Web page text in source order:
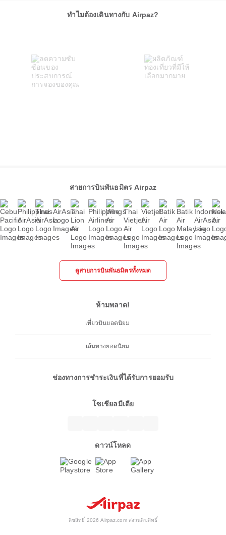
ทำไมต้องเดินทางกับ Airpaz?
สายการบินพันธมิตร Airpaz
ดูสายการบินพันธมิตรทั้งหมด
ห้ามพลาด!
เที่ยวบินยอดนิยม
เส้นทางยอดนิยม
ช่องทางการชำระเงินที่ได้รับการยอมรับ
โซเชียลมีเดีย
ดาวน์โหลด
ลิขสิทธิ์ 2026 Airpaz.com สงวนลิขสิทธิ์